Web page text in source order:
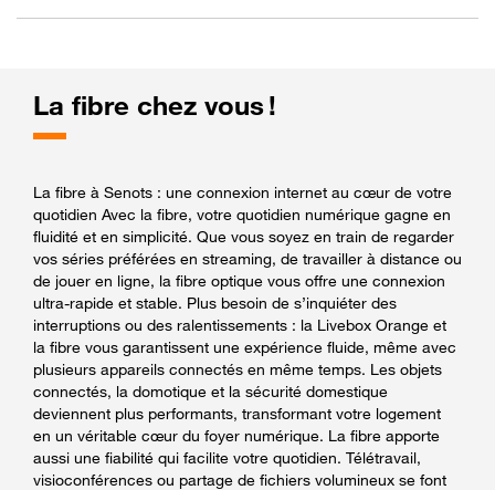
La fibre chez vous !
La fibre à Senots : une connexion internet au cœur de votre
quotidien Avec la fibre, votre quotidien numérique gagne en
fluidité et en simplicité. Que vous soyez en train de regarder
vos séries préférées en streaming, de travailler à distance ou
de jouer en ligne, la fibre optique vous offre une connexion
ultra-rapide et stable. Plus besoin de s’inquiéter des
interruptions ou des ralentissements : la Livebox Orange et
la fibre vous garantissent une expérience fluide, même avec
plusieurs appareils connectés en même temps. Les objets
connectés, la domotique et la sécurité domestique
deviennent plus performants, transformant votre logement
en un véritable cœur du foyer numérique. La fibre apporte
aussi une fiabilité qui facilite votre quotidien. Télétravail,
visioconférences ou partage de fichiers volumineux se font